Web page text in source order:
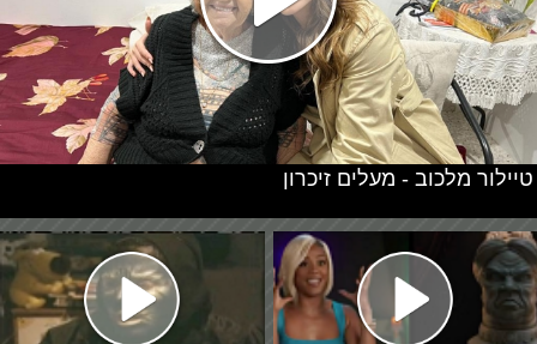
טיילור מלכוב - מעלים זיכרון